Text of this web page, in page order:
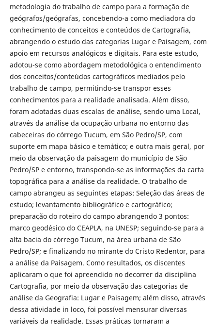
metodologia do trabalho de campo para a formação de
geógrafos/geógrafas, concebendo-a como mediadora do
conhecimento de conceitos e conteúdos de Cartografia,
abrangendo o estudo das categorias Lugar e Paisagem, com
apoio em recursos analógicos e digitais. Para este estudo,
adotou-se como abordagem metodológica o entendimento
dos conceitos/conteúdos cartográficos mediados pelo
trabalho de campo, permitindo-se transpor esses
conhecimentos para a realidade analisada. Além disso,
foram adotadas duas escalas de análise, sendo uma Local,
através da análise da ocupação urbana no entorno das
cabeceiras do córrego Tucum, em São Pedro/SP, com
suporte em mapa básico e temático; e outra mais geral, por
meio da observação da paisagem do município de São
Pedro/SP e entorno, transpondo-se as informações da carta
topográfica para a análise da realidade. O trabalho de
campo abrangeu as seguintes etapas: Seleção das áreas de
estudo; levantamento bibliográfico e cartográfico;
preparação do roteiro do campo abrangendo 3 pontos:
marco geodésico do CEAPLA, na UNESP; seguindo-se para a
alta bacia do córrego Tucum, na área urbana de São
Pedro/SP; e finalizando no mirante do Cristo Redentor, para
a análise da Paisagem. Como resultados, os discentes
aplicaram o que foi apreendido no decorrer da disciplina
Cartografia, por meio da observação das categorias de
análise da Geografia: Lugar e Paisagem; além disso, através
dessa atividade in loco, foi possível mensurar diversas
variáveis da realidade. Essas práticas tornaram a